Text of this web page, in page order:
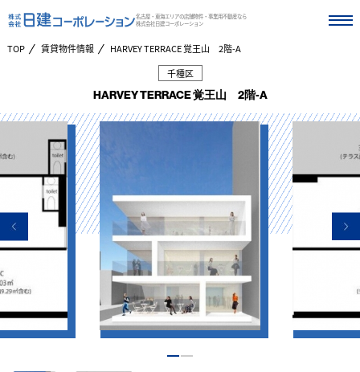
名古屋・東海エリアの店舗物件・事業用不動産なら
株式会社日建コーポレーション
TOP 賃貸物件情報
HARVEY TERRACE 覚王山 2階-A
千種区
HARVEY TERRACE 覚王山 2階-A